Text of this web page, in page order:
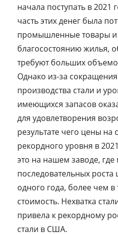
начала поступать в 2021
часть этих денег была
промышленные товары и
благосостоянию жилья,
требуют больших
Однако из-за
производства стали и
имеющихся запасов
для удовлетворения
результате чего цены на
рекордного уровня в
это на нашем заводе,
последовательных роста
одного года, более чем в
стоимость. Нехватка
привела к рекордному
стали в США.